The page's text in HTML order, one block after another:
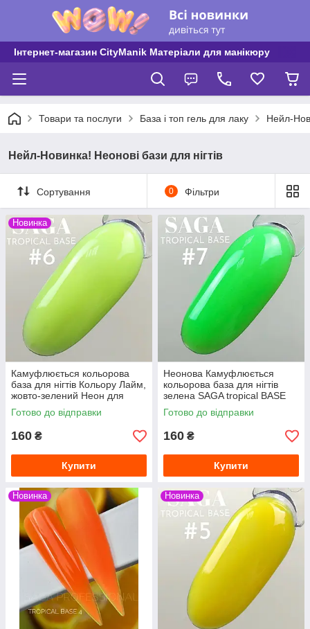
Інтернет-магазин CityManik Матеріали для манікюру
Товари та послуги База і топ гель для лаку Нейл-
Нейл-Новинка! Неонові бази для нігтів
Сортування 0 Фільтри
Новинка
Камуфлюється кольорова
база для нігтів Кольору Лайм,
жовто-зелений Неон для
манікюру SAGA tropical BASE
Готово до відправки
160 ₴
Купити
Неонова Камуфлюється
кольорова база для нігтів
зелена SAGA tropical BASE
для манікюру 8мл
Готово до відправки
160 ₴
Купити
Новинка Новинка